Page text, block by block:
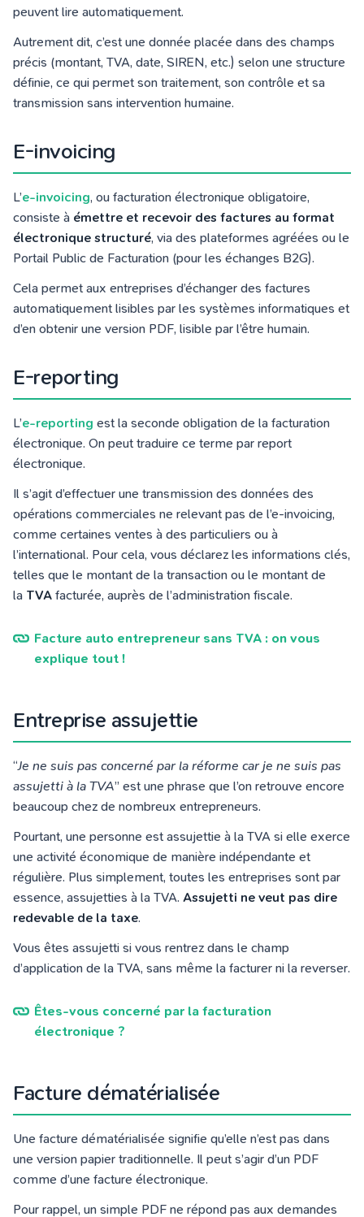
peuvent lire automatiquement.
Autrement dit, c’est une donnée placée dans des champs
précis (montant, TVA, date, SIREN, etc.) selon une structure
définie, ce qui permet son traitement, son contrôle et sa
transmission sans intervention humaine.
E-invoicing
L’e-invoicing, ou facturation électronique obligatoire,
consiste à émettre et recevoir des factures au format
électronique structuré, via des plateformes agréées ou le
Portail Public de Facturation (pour les échanges B2G).
Cela permet aux entreprises d’échanger des factures
automatiquement lisibles par les systèmes informatiques et
d’en obtenir une version PDF, lisible par l’être humain.
E-reporting
L’e-reporting est la seconde obligation de la facturation
électronique. On peut traduire ce terme par report
électronique.
Il s’agit d’effectuer une transmission des données des
opérations commerciales ne relevant pas de l’e-invoicing,
comme certaines ventes à des particuliers ou à
l’international. Pour cela, vous déclarez les informations clés,
telles que le montant de la transaction ou le montant de
la TVA facturée, auprès de l’administration fiscale.
Facture auto entrepreneur sans TVA : on vous
explique tout !
Entreprise assujettie
“Je ne suis pas concerné par la réforme car je ne suis pas
assujetti à la TVA” est une phrase que l’on retrouve encore
beaucoup chez de nombreux entrepreneurs.
Pourtant, une personne est assujettie à la TVA si elle exerce
une activité économique de manière indépendante et
régulière. Plus simplement, toutes les entreprises sont par
essence, assujetties à la TVA. Assujetti ne veut pas dire
redevable de la taxe.
Vous êtes assujetti si vous rentrez dans le champ
d’application de la TVA, sans même la facturer ni la reverser.
Êtes-vous concerné par la facturation
électronique ?
Facture dématérialisée
Une facture dématérialisée signifie qu’elle n’est pas dans
une version papier traditionnelle. Il peut s’agir d’un PDF
comme d’une facture électronique.
Pour rappel, un simple PDF ne répond pas aux demandes